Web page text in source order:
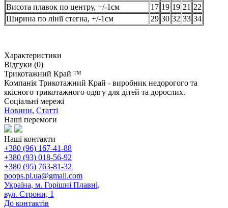
Висота плавок по центру, +/-1см
17 19 19 21 22
Ширина по лінії стегна, +/-1см 29 30 32 33 34
Характеристики
Відгуки (0)
Трикотажний Край ™
Компанія Трикотажний Край - виробник недорогого та
якісного трикотажного одягу для дітей та дорослих.
Соціальні мережі
Новини, Статті
Наші перемоги
Наші контакти
+380 (96) 167-41-88
+380 (93) 018-56-92
+380 (95) 763-81-32
poops.pl.ua@gmail.com
Україна, м. Горішні Плавні,
вул. Строни, 1
До контактів